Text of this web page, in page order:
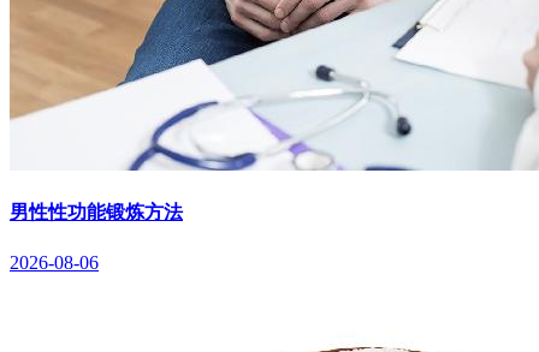
男性性功能锻炼方法
2026-08-06